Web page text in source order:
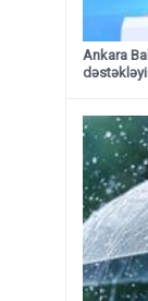
Ankara